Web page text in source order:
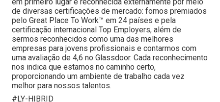
de diversas certificações de mercado: fomos premiados
pelo Great Place To Work™ em 24 países e pela
certificação internacional Top Employers, além de
sermos reconhecidos como uma das melhores
empresas para jovens profissionais e contarmos com
uma avaliação de 4,6 no Glassdoor. Cada reconhecimento
nos indica que estamos no caminho certo,
proporcionando um ambiente de trabalho cada vez
melhor para nossos talentos.
#LY-HIBRID